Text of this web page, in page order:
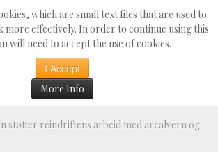
which are small text files that are used to
more effectively. In order to continue using this
will need to accept the use of cookies.
I Accept
More Info
Search
...
støtter reindriftens arbeid med arealvern og